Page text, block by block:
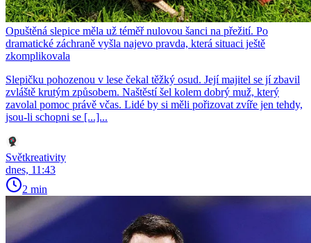
Opuštěná slepice měla už téměř nulovou šanci na přežití. Po
dramatické záchraně vyšla najevo pravda, která situaci ještě
zkomplikovala
Slepičku pohozenou v lese čekal těžký osud. Její majitel se jí zbavil
zvláště krutým způsobem. Naštěstí šel kolem dobrý muž, který
zavolal pomoc právě včas. Lidé by si měli pořizovat zvíře jen tehdy,
jsou-li schopni se [...]...
Světkreativity
dnes, 11:43
2 min